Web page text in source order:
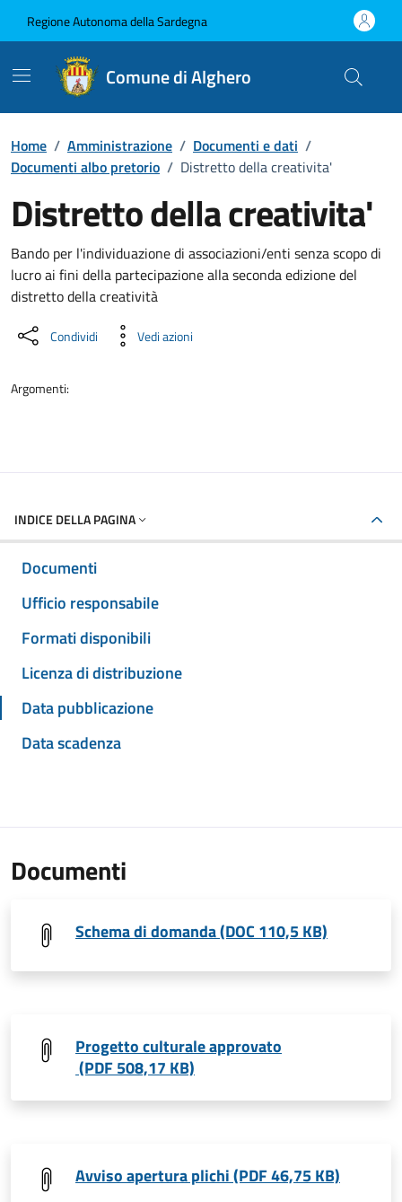
Regione Autonoma della Sardegna
Comune di Alghero
Home / Amministrazione / Documenti e dati /
Documenti albo pretorio / Distretto della creativita'
Distretto della creativita'
Dettaglio del documento
Bando per l'individuazione di associazioni/enti senza scopo di
lucro ai fini della partecipazione alla seconda edizione del
distretto della creatività
Condividi Vedi azioni
Argomenti:
INDICE DELLA PAGINA
Documenti
Ufficio responsabile
Formati disponibili
Licenza di distribuzione
Data pubblicazione
Data scadenza
Documenti
Schema di domanda (DOC 110,5 KB)
Progetto culturale approvato
(PDF 508,17 KB)
Avviso apertura plichi (PDF 46,75 KB)